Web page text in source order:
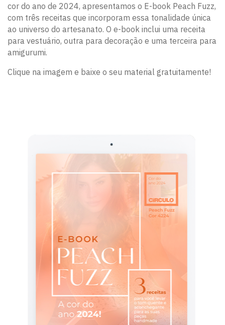
cor do ano de 2024, apresentamos o E-book Peach Fuzz,
com três receitas que incorporam essa tonalidade única
ao universo do artesanato. O e-book inclui uma receita
para vestuário, outra para decoração e uma terceira para
amigurumi.
Clique na imagem e baixe o seu material gratuitamente!